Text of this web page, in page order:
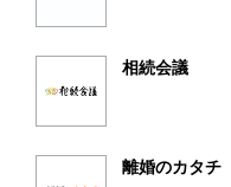
相続会議
離婚のカタチ